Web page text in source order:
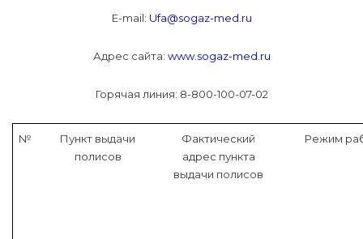
E-mail: Ufa@sogaz-med.ru
Адрес сайта: www.sogaz-med.ru
Горячая линия: 8-800-100-07-02
№
Пункт выдачи
полисов
Фактический
адрес пункта
выдачи полисов
Режим